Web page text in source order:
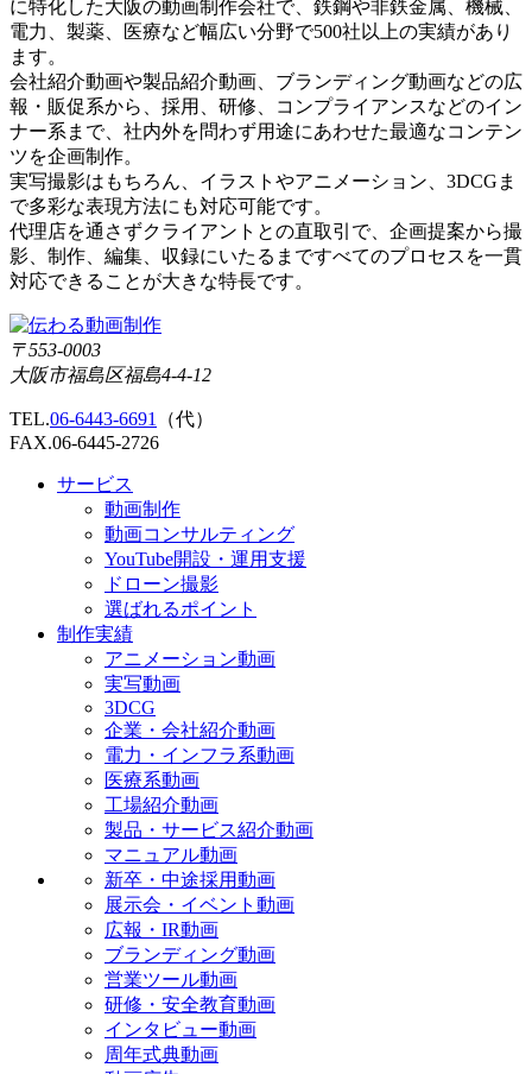
に特化した大阪の動画制作会社で、鉄鋼や非鉄金属、機械、
電力、製薬、医療など幅広い分野で500社以上の実績があり
ます。
会社紹介動画や製品紹介動画、ブランディング動画などの広
報・販促系から、採用、研修、コンプライアンスなどのイン
ナー系まで、社内外を問わず用途にあわせた最適なコンテン
ツを企画制作。
実写撮影はもちろん、イラストやアニメーション、3DCGま
で多彩な表現方法にも対応可能です。
代理店を通さずクライアントとの直取引で、企画提案から撮
影、制作、編集、収録にいたるまですべてのプロセスを一貫
対応できることが大きな特長です。
〒553-0003
大阪市福島区福島4-4-12
TEL.06-6443-6691
（代）
FAX.06-6445-2726
サービス
動画制作
動画コンサルティング
YouTube開設・運用支援
ドローン撮影
選ばれるポイント
制作実績
アニメーション動画
実写動画
3DCG
企業・会社紹介動画
電力・インフラ系動画
医療系動画
工場紹介動画
製品・サービス紹介動画
マニュアル動画
新卒・中途採用動画
展示会・イベント動画
広報・IR動画
ブランディング動画
営業ツール動画
研修・安全教育動画
インタビュー動画
周年式典動画